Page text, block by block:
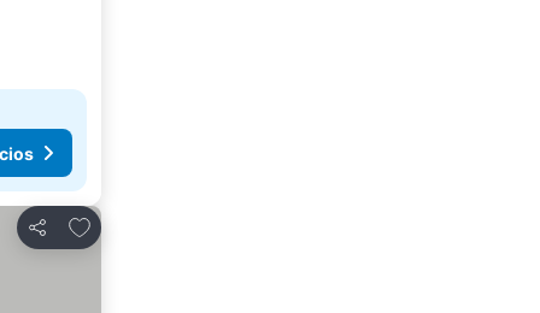
Compartir
Agregar a favoritos